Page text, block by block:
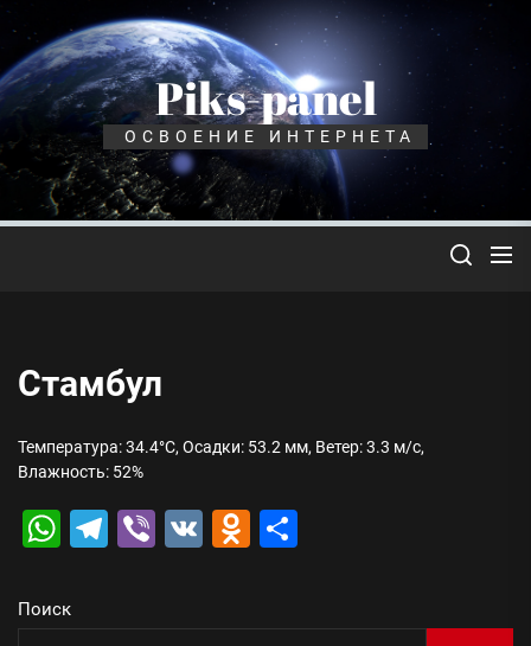
Перейти
содержимому
Piks-panel
ОСВОЕНИЕ ИНТЕРНЕТА
Стамбул
Температура: 34.4°C, Осадки: 53.2 мм, Ветер: 3.3 м/с,
Влажность: 52%
WhatsApp
Telegram
Viber
VK Odnoklassniki
Поиск